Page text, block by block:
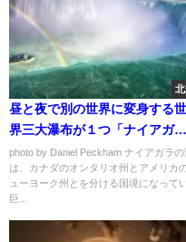
昼と夜で別の世界に変身する世
界三大瀑布が１つ「ナイアガラ
の滝」
photo by Daniel Peckham ナイアガラの
は、カナダのオンタリオ州とアメリカ
ューヨーク州とを分ける国境になって
巨...